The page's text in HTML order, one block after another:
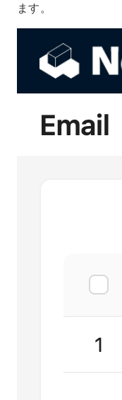
ます。